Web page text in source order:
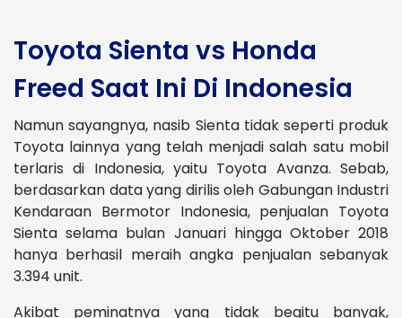
Toyota Sienta vs Honda
Freed Saat Ini Di Indonesia
Namun sayangnya, nasib Sienta tidak seperti produk
Toyota lainnya yang telah menjadi salah satu mobil
terlaris di Indonesia, yaitu Toyota Avanza. Sebab,
berdasarkan data yang dirilis oleh Gabungan Industri
Kendaraan Bermotor Indonesia, penjualan Toyota
Sienta selama bulan Januari hingga Oktober 2018
hanya berhasil meraih angka penjualan sebanyak
3.394 unit.
Akibat peminatnya yang tidak begitu banyak,